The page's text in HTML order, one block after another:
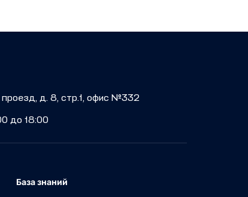
проезд, д. 8, стр.1, офис №332
до 18:00
База знаний